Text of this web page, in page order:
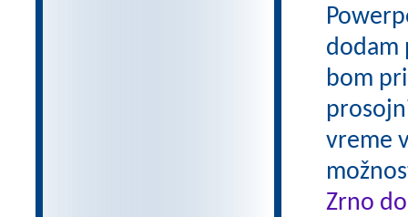
dodam
bom
vreme
Zrno